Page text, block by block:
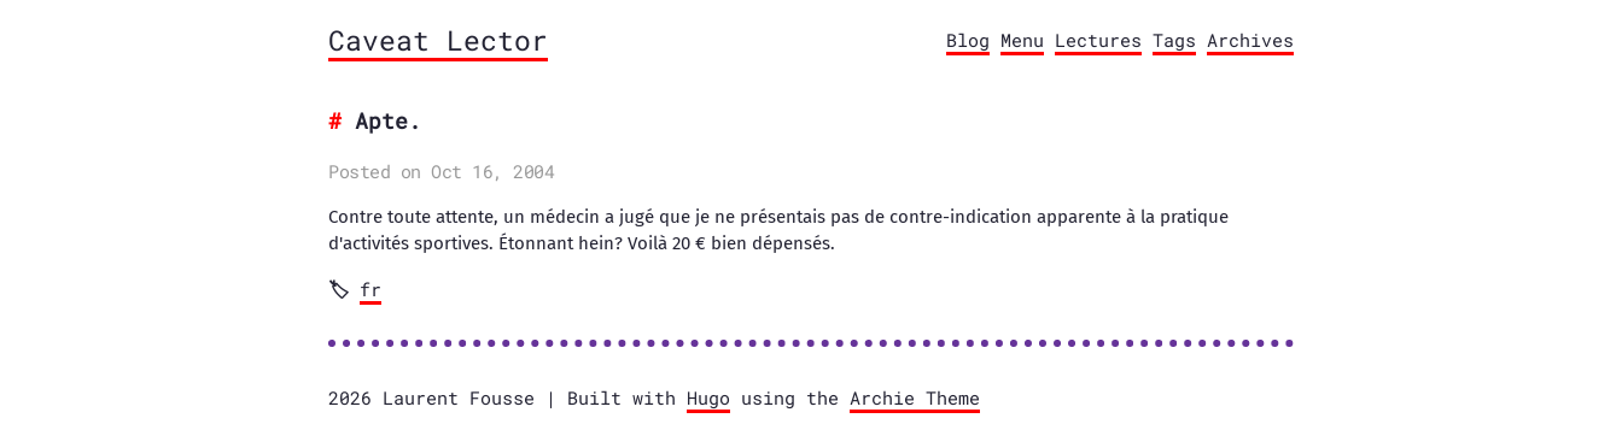
Caveat Lector Blog Menu Lectures Tags Archives
Apte.
Posted on Oct 16, 2004
Contre toute attente, un médecin a jugé que je ne présentais pas de contre-indication apparente à la pratique
d'activités sportives. Étonnant hein? Voilà 20 € bien dépensés.
fr
2026 Laurent Fousse | Built with Hugo using the Archie Theme